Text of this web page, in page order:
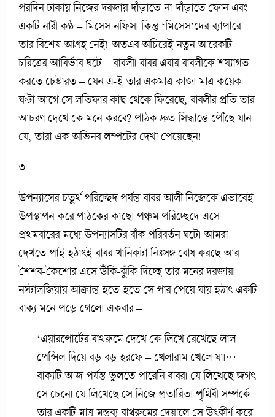
পরদিন ঢাকায় নিজের দরজায় দাঁড়াতে-না-দাঁড়াতে ফোন এবং
একটি নারী কণ্ঠ – মিসেস নফিস। কিন্তু ‘মিসেস’দের ব্যাপারে
তার বিশেষ আগ্রহ নেই! অতএব অচিরেই নতুন আরেকটি
চরিত্রের আবির্ভাব ঘটে – বাবলী। বাবর এবার বাবলীকে শয্যাগত
করতে চেষ্টারত – যেন এ-ই তার একমাত্র কাজ। মাত্র কয়েক
ঘণ্টা আগে সে লতিফার কাছ থেকে ফিরেছে, বাবলীর প্রতি তার
আচরণ দেখে কে মনে করবে? পাঠক দ্রুত সিদ্ধান্তে পৌঁছে যান
যে, তারা এক অভিনব লম্পটের দেখা পেয়েছেন!
৩
উপন্যাসের চতুর্থ পরিচ্ছেদ পর্যন্ত বাবর আলী নিজেকে এভাবেই
উপস্থাপন করে পাঠকের কাছে। পঞ্চম পরিচ্ছেদে এসে
প্রথমবারের মধ্যে উপন্যাসটির বাঁক পরিবর্তন ঘটে। আমরা
দেখতে পাই হঠাৎই বাবর খানিকটা নিঃসঙ্গ বোধ করছে আর
শৈশব-কৈশোর এসে উঁকি-ঝুঁকি দিচ্ছে তার মনের দরজায়।
নস্টালজিয়ায় আক্রান্ত হতে-হতে সে পার পেয়ে যায় হঠাৎ একটি
বাক্য মনে পড়ে গেলে। একবার –
‘এয়ারপোর্টের বাথরুমে দেখে কে লিখে রেখেছে লাল
পেন্সিল দিয়ে বড় বড় হরফে – খেলারাম খেলে যা।…
বাক্যটি আজ পর্যন্ত ভুলতে পারেনি বাবর। যে লিখেছে জগৎ
সে চেনে। যে লিখেছে সে নিজে প্রতারিত। পৃথিবী সম্পর্কে
তার একটি মাত্র মন্তব্য বাথরুমের দেয়ালে সে উৎকীর্ণ করে